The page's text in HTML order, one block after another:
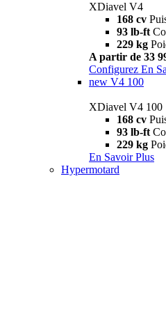
XDiavel V4
168 cv
93 lb-ft
229 kg
A partir de 33
Configurez En
new V4 100
XDiavel V4 100
168 cv
93 lb-ft
229 kg
En Savoir Plus
Hypermotard